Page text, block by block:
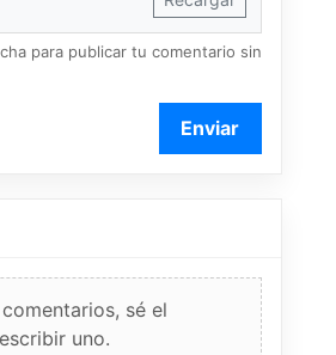
para publicar tu comentario sin
Enviar
sé el
uno.